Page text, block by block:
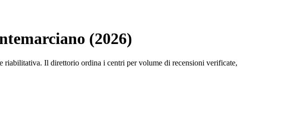
(2026)
Il direttorio ordina i centri per volume di recensioni verificate,